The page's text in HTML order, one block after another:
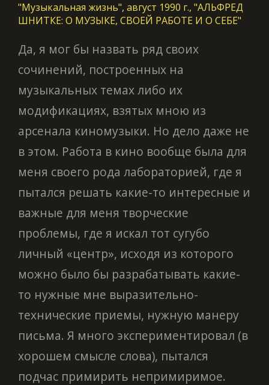
"Музыкальная жизнь", август 1990 г., "АЛЬФРЕД
ШНИТКЕ: О МУЗЫКЕ, СВОЕЙ РАБОТЕ И О СЕБЕ"
Да, я мог бы назвать ряд своих
сочинений, построенных на
музыкальных темах либо их
модификациях, взятых мною из
арсенала киномузыки. Но дело даже не
в этом. Работа в кино вообще была для
меня своего рода лабораторией, где я
пытался решать какие-то интересные и
важные для меня творческие
проблемы, где я искал тот сугубо
личный «центр», исходя из которого
можно было бы разрабатывать какие-
то нужные мне выразительно-
технические приемы, нужную манеру
письма. Я много экспериментировал (в
хорошем смысле слова), пытался
подчас примирить непримиримое.